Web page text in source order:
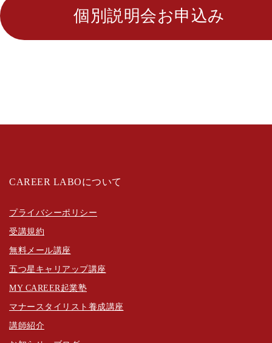
個別説明会お申込み
CAREER LABOについて
プライバシーポリシー
受講規約
無料メール講座
五つ星キャリアップ講座
MY CAREER起業塾
マナースタイリスト養成講座
講師紹介